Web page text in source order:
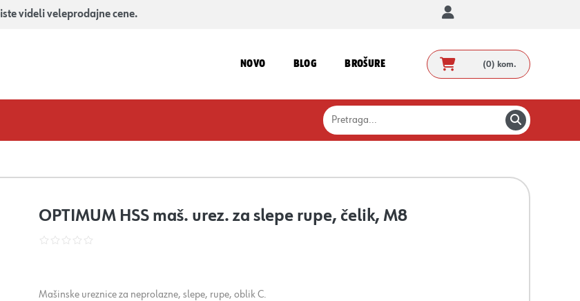
videli veleprodajne cene.
NOVO BLOG BROŠURE (0) kom.
OPTIMUM HSS maš. urez. za slepe rupe, čelik, M8
Mašinske ureznice za neprolazne, slepe, rupe, oblik C.